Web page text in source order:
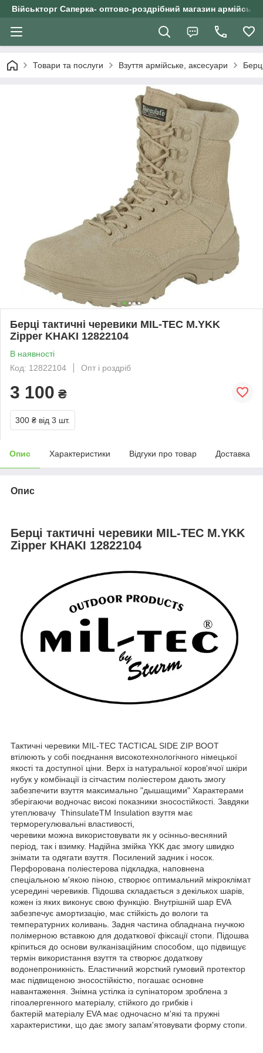
Військторг Саперка- оптово-роздрібний магазин
Товари та послуги Взуття армійське, аксесуари
Берці тактичні черевики MIL-TEC M.YKK
Zipper KHAKI 12822104
В наявності
Код: 12822104
Опт і роздріб
3 100 ₴
300 ₴ від 3 шт.
Опис Характеристики Відгуки про товар Доставка
Опис
Берці тактичні черевики MIL-TEC M.YKK
Zipper KHAKI 12822104
Тактичні черевики MIL-TEC TACTICAL SIDE ZIP BOOT
втілюють у собі поєднання високотехнологічного німецької
якості та доступної ціни. Верх із натуральної коров'ячої шкіри
нубук у комбінації із сітчастим поліестером дають змогу
забезпечити взуття максимально "дышащими" Характерами
зберігаючи водночас високі показники зносостійкості. Завдяки
утеплювачу ThinsulateTM Insulation взуття має
терморегулювальні властивості,
черевики можна використовувати як у осінньо-весняний
період, так і взимку. Надійна змійка YKK дає змогу швидко
знімати та одягати взуття. Посилений задник і носок.
Перфорована поліестерова підкладка, наповнена
спеціальною м'якою піною, створює оптимальний мікроклімат
усередині черевиків. Підошва складається з декількох шарів,
кожен із яких виконує свою функцію. Внутрішній шар EVA
забезпечує амортизацію, має стійкість до вологи та
температурних коливань. Задня частина обладнана гнучкою
полімерною вставкою для додаткової фіксації стопи. Підошва
кріпиться до основи вулканізаційним способом, що підвищує
термін використання взуття та створює додаткову
водонепроникність. Еластичний жорсткий гумовий протектор
має підвищеною зносостійкістю, погашає основне
навантаження. Знімна устілка із супінатором зроблена з
гіпоалергенного матеріалу, стійкого до грибків і
бактерій матеріалу EVA має одночасно м'які та пружні
характеристики, що дає змогу запам'ятовувати форму стопи.